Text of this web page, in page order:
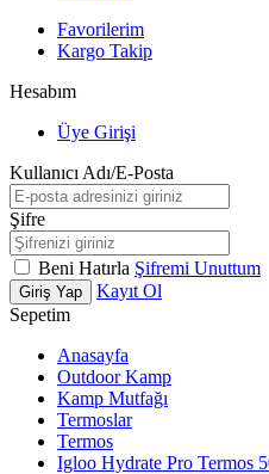
Favorilerim
Kargo Takip
Hesabım
Üye Girişi
Kullanıcı Adı/E-Posta
Şifre
Beni Hatırla Şifremi Unuttum
Giriş Yap
Kayıt Ol
Sepetim
Anasayfa
Outdoor Kamp
Kamp Mutfağı
Termoslar
Termos
Igloo Hydrate Pro